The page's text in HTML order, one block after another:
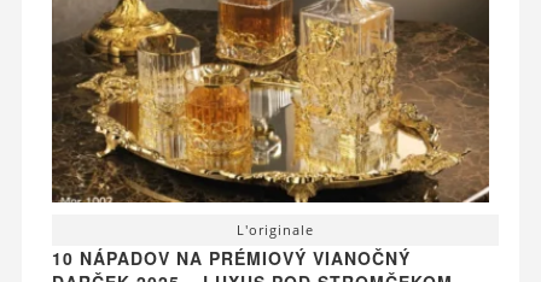
L'originale
10 NÁPADOV NA PRÉMIOVÝ VIANOČNÝ